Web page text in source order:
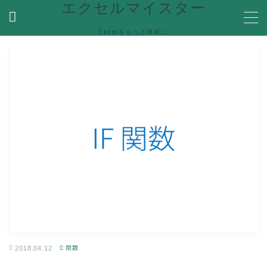
エクセルマイスター
Excelをもっと簡単に
Ecxelの便利な機能や使い方を紹介
2018.04.12 関数